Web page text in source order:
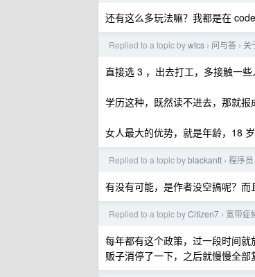
还有这么多玩法嘛？我都是在
Replied to a topic bywtcs › 问与答 › 关
直接选 3 ，出去打工，多接触一
学历这种，既然读不进去，那就报
女人最大的优势，就是年龄，18
Replied to a topic byblackantt › 程序员
有没有可能，是作者没空搞呢？而
Replied to a topic byCitizen7 › 宽带症
每年都有这个政策，过一段时间
贩子消停了一下，之后就慢慢全部